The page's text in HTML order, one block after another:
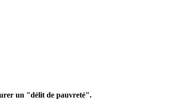
un "délit de pauvreté".